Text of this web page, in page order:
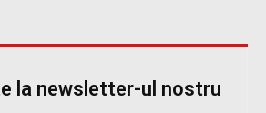
la newsletter-ul nostru